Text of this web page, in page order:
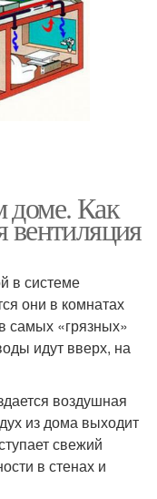
доме. Как
вентиляция
в системе
они в комнатах
самых «грязных»
идут вверх, на
воздушная
из дома выходит
свежий
в стенах и